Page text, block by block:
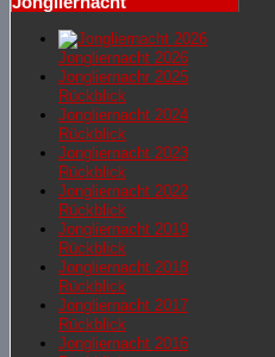
Jongliernacht 2026
Jongliernachr 2025
Rückblick
Jongliernacht 2024
Rückblick
Jongliernacht 2023
Rückblick
Jongliernacht 2022
Rückblick
Jongliernacht 2019
Rückblick
Jongliernacht 2018
Rückblick
Jongliernacht 2017
Rückblick
Jongliernacht 2016